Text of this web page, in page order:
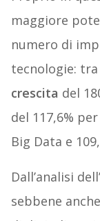
maggiore
numero di
tecnologie: tra
crescita del
del 117,6%
Big Data e
Dall’analisi
sebbene